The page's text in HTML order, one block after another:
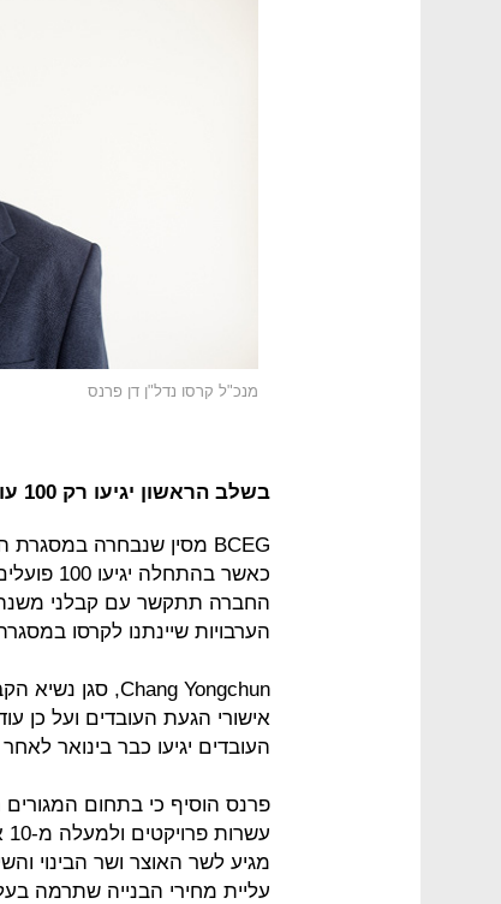
מנכ"ל קרסו נדל"ן דן פרנס
בשלב הראשון יגיעו רק 100 עובדי החברה מסין
כאשר
החברה תתקשר עם קבלני משנה.
הערבויות שיינתנו לקרסו
אישורי הגעת העובדים ועל כן
העובדים יגיעו כבר בינואר
פרנס הוסיף כי בתחום
מגיע לשר האוצר ושר הבינוי
עליית מחירי הבנייה שתרמה